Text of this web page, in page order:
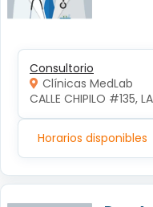
Consultorio
Clínicas MedLab
CALLE CHIPILO #135,
Horarios disponibles